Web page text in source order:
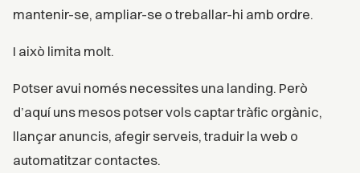
mantenir-se, ampliar-se o treballar-hi amb ordre.
I això limita molt.
Potser avui només necessites una landing. Però
d’aquí uns mesos potser vols captar tràfic orgànic,
llançar anuncis, afegir serveis, traduir la web o
automatitzar contactes.